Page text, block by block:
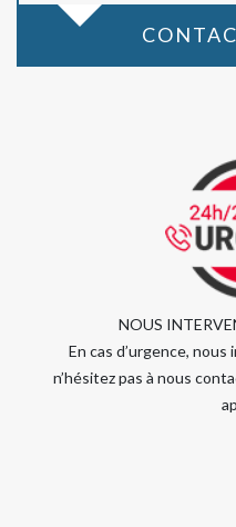
NOUS
En cas d’urgence, nous
n’hésitez pas à nous